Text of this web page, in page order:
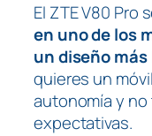
El ZTE V80 Pro
en uno de los
un diseño
quieres un
autonomía y
expectativas.